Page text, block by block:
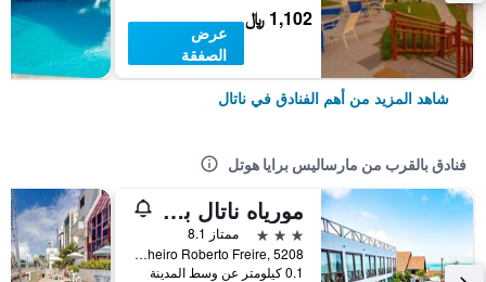
1,102 ﷼
عرض
الصفقة
شاهد المزيد من أهم الفنادق في ناتال
فنادق بالقرب من مارساليس برايا هوتل
مورياه ناتال بيتش هوتل
3 نجوم
ممتاز 8.1
Av. Engenheiro Roberto Freire, 5208, ناتال, البرازيل
0.1 كيلومتر عن وسط المدينة